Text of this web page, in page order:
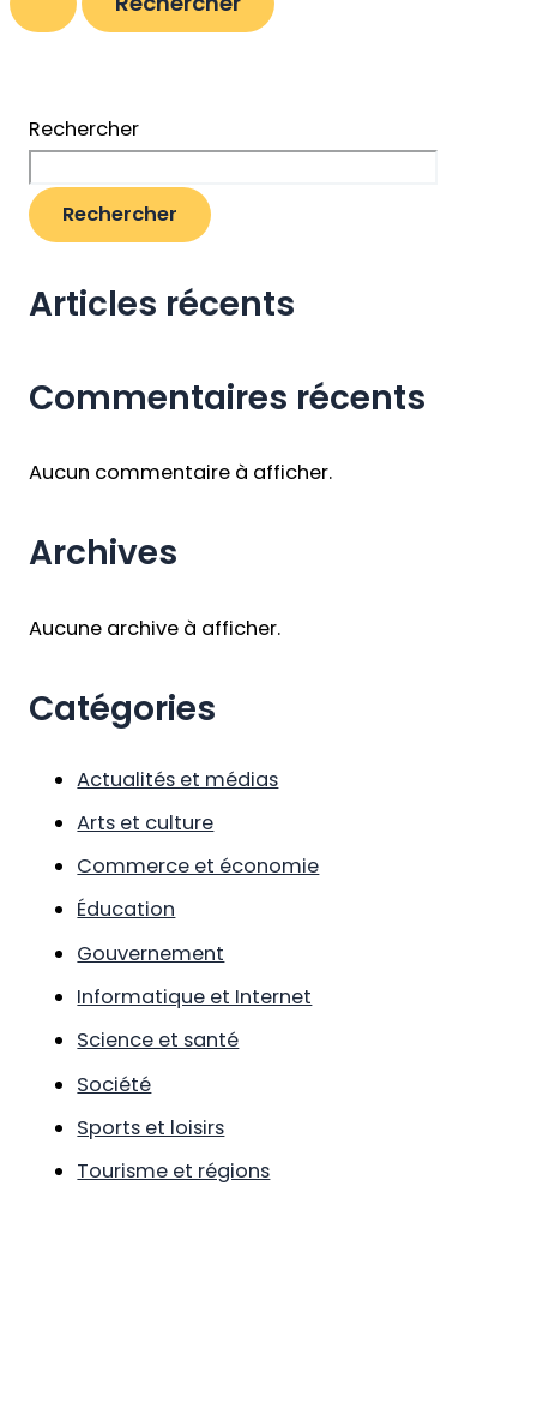
Rechercher
Rechercher
Articles récents
Commentaires récents
Aucun commentaire à afficher.
Archives
Aucune archive à afficher.
Catégories
Actualités et médias
Arts et culture
Commerce et économie
Éducation
Gouvernement
Informatique et Internet
Science et santé
Société
Sports et loisirs
Tourisme et régions